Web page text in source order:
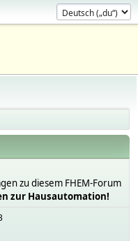
zu diesem FHEM-Forum
zur Hausautomation!